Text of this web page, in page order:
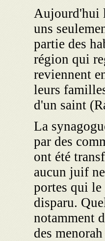
Aujourd'hui
uns
partie des
région qui
reviennent
leurs
d'un saint
La
par des
ont été
aucun juif
portes qui le
disparu.
notamment
des